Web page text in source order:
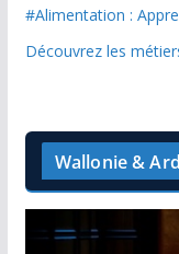
#Alimentation :
Découvrez les
Wallonie &